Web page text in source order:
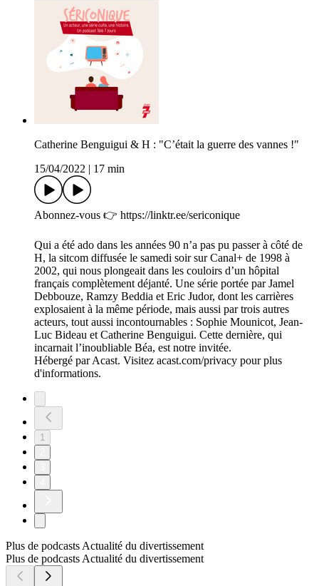
Catherine Benguigui & H : "C’était la guerre des vannes !"
15/04/2022
17 min
Abonnez-vous 👉 https://linktr.ee/sericonique
Qui a été ado dans les années 90 n’a pas pu passer à côté de
H, la sitcom diffusée le samedi soir sur Canal+ de 1998 à
2002, qui nous plongeait dans les couloirs d’un hôpital
français complètement déjanté. Une série portée par Jamel
Debbouze, Ramzy Beddia et Eric Judor, dont les carrières
explosaient à la même période, mais aussi par trois autres
acteurs, tout aussi incontournables : Sophie Mounicot, Jean-
Luc Bideau et Catherine Benguigui. Cette dernière, qui
incarnait l’inoubliable Béa, est notre invitée.
Hébergé par Acast. Visitez acast.com/privacy pour plus
d'informations.
1
Plus de podcasts Actualité du divertissement
Plus de podcasts Actualité du divertissement